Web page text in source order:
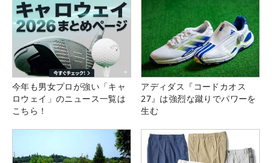
今年も男女プロが強い「キャ
ロウェイ」のニュース一覧は
こちら！
アディダス『コードカオス
27』は強烈な蹴りでパワーを
生む